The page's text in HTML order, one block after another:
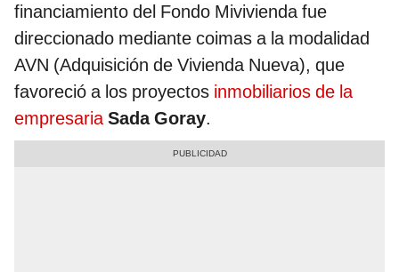
financiamiento del Fondo Mivivienda fue
direccionado mediante coimas a la modalidad
AVN (Adquisición de Vivienda Nueva), que
favoreció a los proyectos inmobiliarios de la
empresaria Sada Goray.